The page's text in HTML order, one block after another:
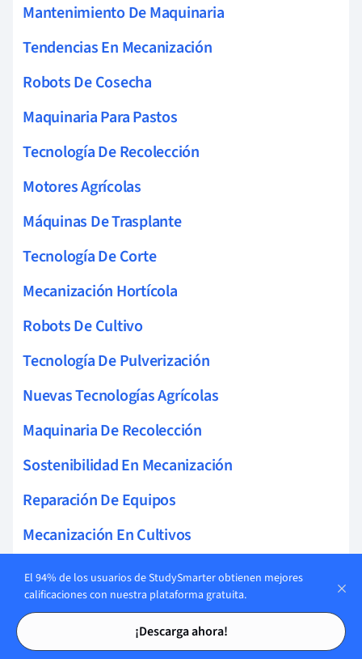
Tarjetas de estudio
Tarjetas de estudio
Mantenimiento De Maquinaria
Tendencias En Mecanización
Robots De Cosecha
Maquinaria Para Pastos
Tecnología De Recolección
Motores Agrícolas
Máquinas De Trasplante
Tecnología De Corte
Mecanización Hortícola
Robots De Cultivo
Tecnología De Pulverización
Nuevas Tecnologías Agrícolas
Maquinaria De Recolección
Sostenibilidad En Mecanización
Reparación De Equipos
Mecanización En Cultivos
Implementos Agrícolas
Innovaciones Robóticas
Máquinas De Riego
El 94% de los usuarios de StudySmarter obtienen mejores
calificaciones con nuestra plataforma gratuita.
¡Descarga ahora!